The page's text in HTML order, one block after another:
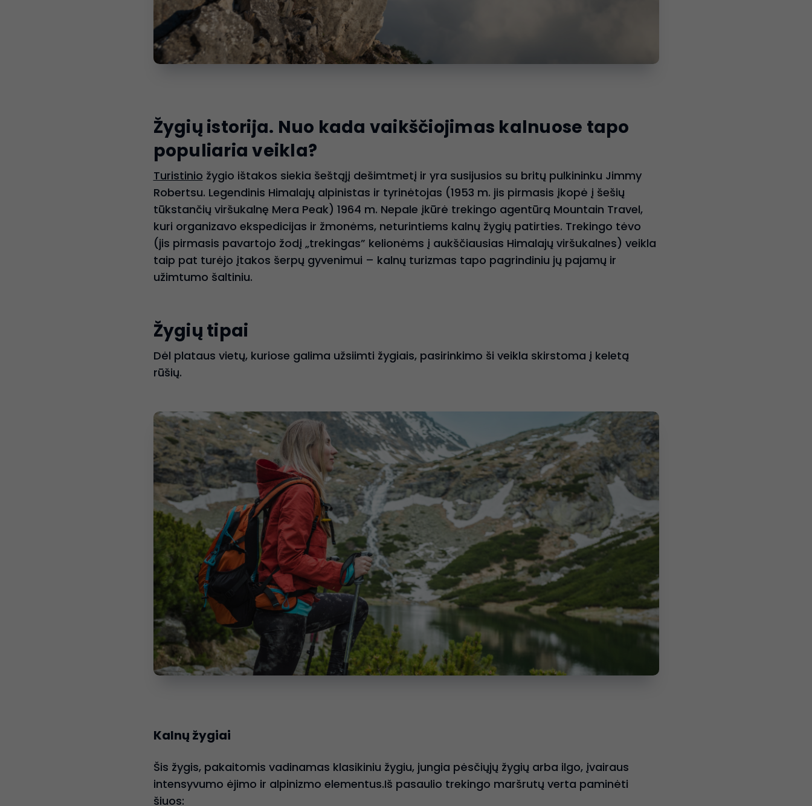
Žygių istorija. Nuo kada vaikščiojimas kalnuose tapo
populiaria veikla?
Turistinio žygio ištakos siekia šeštąjį dešimtmetį ir yra susijusios su britų pulkininku Jimmy
Robertsu. Legendinis Himalajų alpinistas ir tyrinėtojas (1953 m. jis pirmasis įkopė į šešių
tūkstančių viršukalnę Mera Peak) 1964 m. Nepale įkūrė trekingo agentūrą Mountain Travel,
kuri organizavo ekspedicijas ir žmonėms, neturintiems kalnų žygių patirties. Trekingo tėvo
(jis pirmasis pavartojo žodį „trekingas” kelionėms į aukščiausias Himalajų viršukalnes) veikla
taip pat turėjo įtakos šerpų gyvenimui – kalnų turizmas tapo pagrindiniu jų pajamų ir
užimtumo šaltiniu.
Žygių tipai
Dėl plataus vietų, kuriose galima užsiimti žygiais, pasirinkimo ši veikla skirstoma į keletą
rūšių.
Kalnų žygiai
Šis žygis, pakaitomis vadinamas klasikiniu žygiu, jungia pėsčiųjų žygių arba ilgo, įvairaus
intensyvumo ėjimo ir alpinizmo elementus.Iš pasaulio trekingo maršrutų verta paminėti
šiuos: